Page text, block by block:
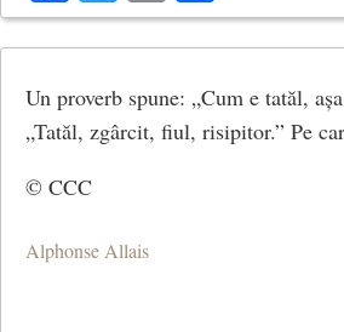
Un proverb spune: „Cum e tatăl,
„Tatăl, zgârcit, fiul, risipitor.” Pe
© CCC
Alphonse Allais